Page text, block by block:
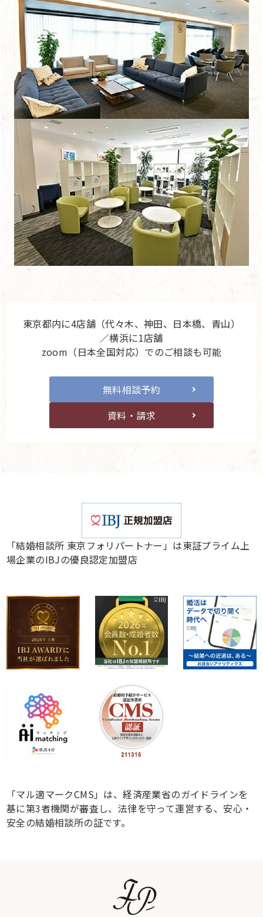
東京都内に4店舗（代々木、神田、日本橋、青山）
／横浜に1店舗
zoom（日本全国対応）でのご相談も可能
無料相談予約
資料・請求
「結婚相談所 東京フォリパートナー」は東証プライム上
場企業のIBJの優良認定加盟店
「マル適マークCMS」は、経済産業省のガイドラインを
基に第3者機関が審査し、法律を守って運営する、安心・
安全の結婚相談所の証です。